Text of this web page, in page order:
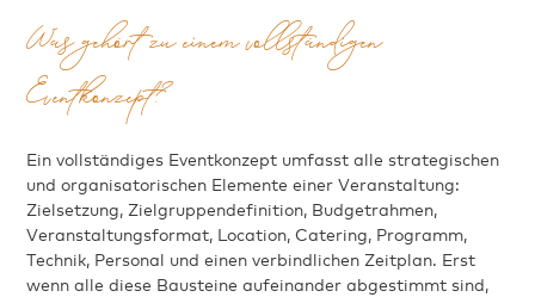
Was gehört zu einem vollständigen
Eventkonzept?
Ein vollständiges Eventkonzept umfasst alle strategischen
und organisatorischen Elemente einer Veranstaltung:
Zielsetzung, Zielgruppendefinition, Budgetrahmen,
Veranstaltungsformat, Location, Catering, Programm,
Technik, Personal und einen verbindlichen Zeitplan. Erst
wenn alle diese Bausteine aufeinander abgestimmt sind,